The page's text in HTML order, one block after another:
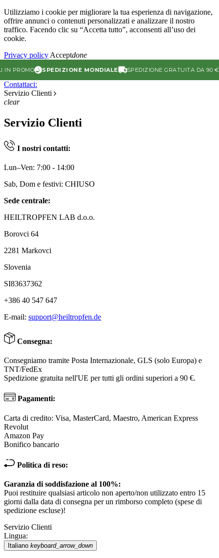
Utilizziamo i cookie per migliorare la tua esperienza di navigazione,
offrire annunci o contenuti personalizzati e analizzare il nostro
traffico. Facendo clic su “Accetta tutto”, acconsenti all’uso dei
cookie.
Privacy policy Acceptdone
PROMO SPEDIZIONE MONDIALE SPEDIZIONE GRATUITA DA 90 €
Contattaci:
Servizio Clienti
clear
Servizio Clienti
I nostri contatti:
Lun–Ven: 7:00 - 14:00
Sab, Dom e festivi: CHIUSO
Sede centrale:
HEILTROPFEN LAB d.o.o.
Borovci 64
2281 Markovci
Slovenia
SI83637362
+386 40 547 647
E-mail: support@heiltropfen.de
Consegna:
Consegniamo tramite Posta Internazionale, GLS (solo Europa) e
TNT/FedEx
Spedizione gratuita nell'UE per tutti gli ordini superiori a 90 €.
Pagamenti:
Carta di credito: Visa, MasterCard, Maestro, American Express
Revolut
Amazon Pay
Bonifico bancario
Politica di reso:
Garanzia di soddisfazione al 100%:
Puoi restituire qualsiasi articolo non aperto/non utilizzato entro 15
giorni dalla data di consegna per un rimborso completo (spese di
spedizione escluse)!
Servizio Clienti
Lingua:
Italiano keyboard_arrow_down